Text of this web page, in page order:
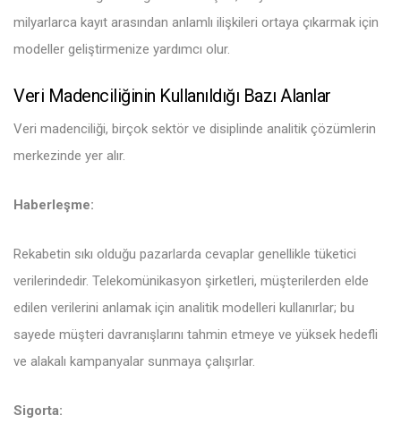
milyarlarca kayıt arasından anlamlı ilişkileri ortaya çıkarmak için
modeller geliştirmenize yardımcı olur.
Veri Madenciliğinin Kullanıldığı Bazı Alanlar
Veri madenciliği, birçok sektör ve disiplinde analitik çözümlerin
merkezinde yer alır.
Haberleşme:
Rekabetin sıkı olduğu pazarlarda cevaplar genellikle tüketici
verilerindedir. Telekomünikasyon şirketleri, müşterilerden elde
edilen verilerini anlamak için analitik modelleri kullanırlar; bu
sayede müşteri davranışlarını tahmin etmeye ve yüksek hedefli
ve alakalı kampanyalar sunmaya çalışırlar.
Sigorta: